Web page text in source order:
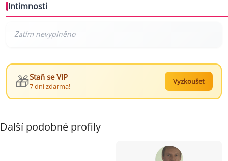
Intimnosti
🎁Staň se VIP
7 dní zdarma!
Vyzkoušet
Další podobné profily